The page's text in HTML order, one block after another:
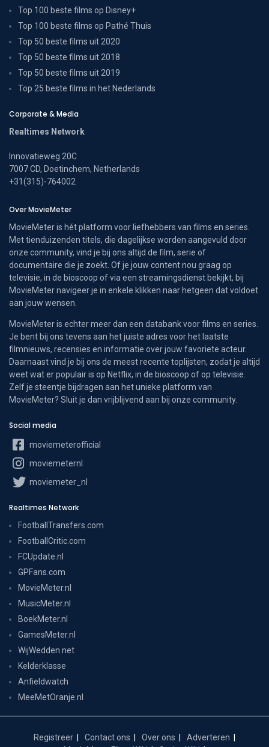
Top 100 beste films op Disney+
Top 100 beste films op Pathé Thuis
Top 50 beste films uit 2020
Top 50 beste films uit 2018
Top 50 beste films uit 2019
Top 25 beste films in het Nederlands
Corporate & Media
Realtimes Network
Innovatieweg 20C
7007 CD, Doetinchem, Netherlands
+31(315)-764002
Over MovieMeter
MovieMeter is hét platform voor liefhebbers van films en series.
Met tienduizenden titels, die dagelijkse worden aangevuld door
onze community, vind je bij ons altijd de film, serie of
documentaire die je zoekt. Of je jouw content nou graag op
televisie, in de bioscoop of via een streamingsdienst bekijkt, bij
MovieMeter navigeer je in enkele klikken naar hetgeen dat voldoet
aan jouw wensen.
MovieMeter is echter meer dan een databank voor films en series.
Je bent bij ons tevens aan het juiste adres voor het laatste
filmnieuws, recensies en informatie over jouw favoriete acteur.
Daarnaast vind je bij ons de meest recente toplijsten, zodat je altijd
weet wat er populair is op Netflix, in de bioscoop of op televisie.
Zelf je steentje bijdragen aan het unieke platform van
MovieMeter? Sluit je dan vrijblijvend aan bij onze community.
Social media
moviemeterofficial
moviemeternl
moviemeter_nl
Realtimes Network
FootballTransfers.com
FootballCritic.com
FCUpdate.nl
GPFans.com
MovieMeter.nl
MusicMeter.nl
BoekMeter.nl
GamesMeter.nl
WijWedden.net
Kelderklasse
Anfieldwatch
MeeMetOranje.nl
Registreer Contact ons Over ons
Adverteren